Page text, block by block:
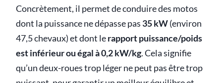
Concrètement, il permet de conduire des motos
dont la puissance ne dépasse pas 35 kW(environ
47,5 chevaux) et dont lerapport puissance/poids
est inférieur ou égal à 0,2 kW/kg. Cela signifie
qu’un deux-roues trop léger ne peut pas être trop